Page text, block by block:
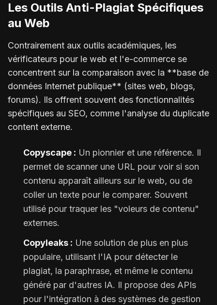
Les Outils Anti-Plagiat Spécifiques
au Web
Contrairement aux outils académiques, les
vérificateurs pour le web et l'e-commerce se
concentrent sur la comparaison avec la **base de
données Internet publique** (sites web, blogs,
forums). Ils offrent souvent des fonctionnalités
spécifiques au SEO, comme l'analyse du duplicate
content externe.
Copyscape : Un pionnier et une référence. Il
permet de scanner une URL pour voir si son
contenu apparaît ailleurs sur le web, ou de
coller un texte pour le comparer. Souvent
utilisé pour traquer les "voleurs de contenu"
externes.
Copyleaks : Une solution de plus en plus
populaire, utilisant l'IA pour détecter le
plagiat, la paraphrase, et même le contenu
généré par d'autres IA. Il propose des APIs
pour l'intégration à des systèmes de gestion